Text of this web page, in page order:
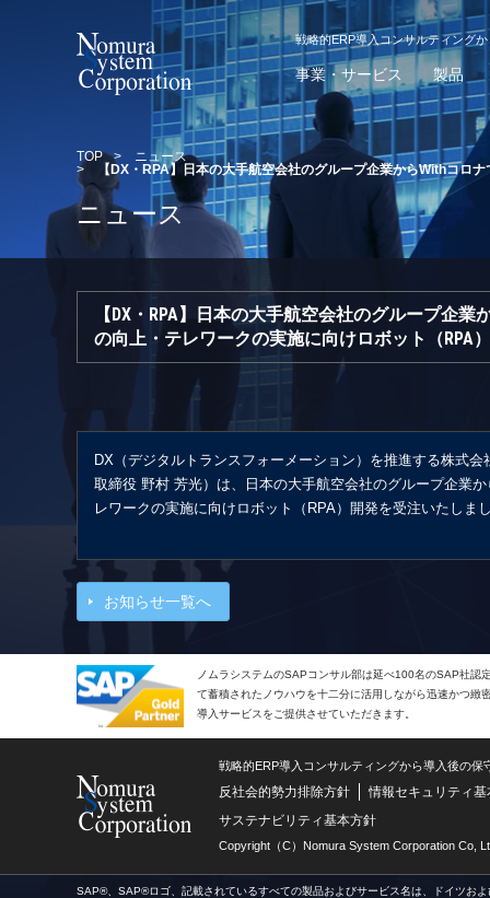
戦略的ERP導入コンサルティング
事業・サービス 製品
TOP > ニュース
>
【DX・RPA】日本の大手航空会社のグループ企業からWithコロ
ニュース
【DX・RPA】日本の大手航空会社のグループ企
の向上・テレワークの実施に向けロボット（RPA
DX（デジタルトランスフォーメーション）を推進する株式
取締役 野村 芳光）は、日本の大手航空会社のグループ企業
レワークの実施に向けロボット（RPA）開発を受注いたしま
お知らせ一覧へ
ノムラシステムのSAPコンサル部は延べ100名のSAP社認
て蓄積されたノウハウを十二分に活用しながら迅速かつ緻
導入サービスをご提供させていただきます。
戦略的ERP導入コンサルティングから導入後の
反社会的勢力排除方針
情報セキュリティ基
サステナビリティ基本方針
Copyright（C）Nomura System Corporation Co,
SAP®、SAP®ロゴ、記載されているすべての製品およびサービス名は、ドイツお